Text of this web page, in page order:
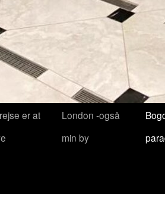
er at
London -også
min by